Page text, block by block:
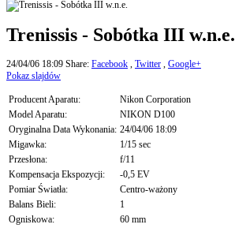
Trenissis - Sobótka III w.n.e.
24/04/06 18:09 Share: Facebook , Twitter , Google+
Pokaz slajdów
Producent Aparatu:
Nikon Corporation
Model Aparatu:
NIKON D100
Oryginalna Data Wykonania: 24/04/06 18:09
Migawka:
1/15 sec
Przesłona:
f/11
Kompensacja Ekspozycji:
-0,5 EV
Pomiar Światła:
Centro-ważony
Balans Bieli:
1
Ogniskowa:
60 mm